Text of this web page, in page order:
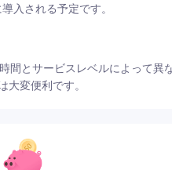
入される予定です。
間とサービスレベルによって
変便利です。